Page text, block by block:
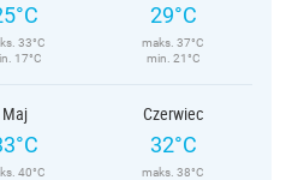
33°C
17°C
29°C
maks. 37°C
min. 21°C
Maj
40°C
Czerwiec
32°C
maks. 38°C